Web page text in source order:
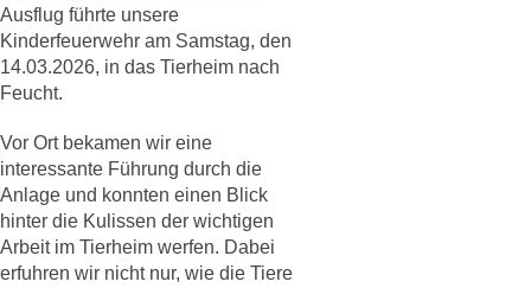
Ausflug führte unsere
Kinderfeuerwehr am Samstag, den
14.03.2026, in das Tierheim nach
Feucht.
Vor Ort bekamen wir eine
interessante Führung durch die
Anlage und konnten einen Blick
hinter die Kulissen der wichtigen
Arbeit im Tierheim werfen. Dabei
erfuhren wir nicht nur, wie die Tiere